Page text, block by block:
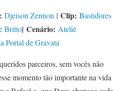
Djeison Zennon | Clip: Bastidores
Britto| Cenário: Ateliê
Portal de Gravatá
parceiros, sem vocês não
momento tão importante na vida